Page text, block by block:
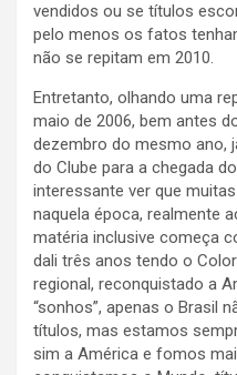
vendidos ou se títulos
pelo menos os fatos
não se repitam em 2010.
Entretanto, olhando uma
maio de 2006, bem antes
dezembro do mesmo ano,
do Clube para a chegada
interessante ver que
naquela época, realmente
matéria inclusive começa
dali três anos tendo o
regional, reconquistado a
“sonhos”, apenas o Brasil
títulos, mas estamos
sim a América e fomos